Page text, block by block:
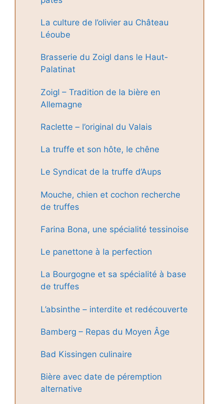
La culture de l’olivier au Château
Léoube
Brasserie du Zoigl dans le Haut-
Palatinat
Zoigl – Tradition de la bière en
Allemagne
Raclette – l’original du Valais
La truffe et son hôte, le chêne
Le Syndicat de la truffe d’Aups
Mouche, chien et cochon recherche
de truffes
Farina Bona, une spécialité tessinoise
Le panettone à la perfection
La Bourgogne et sa spécialité à base
de truffes
L’absinthe – interdite et redécouverte
Bamberg – Repas du Moyen Âge
Bad Kissingen culinaire
Bière avec date de péremption
alternative